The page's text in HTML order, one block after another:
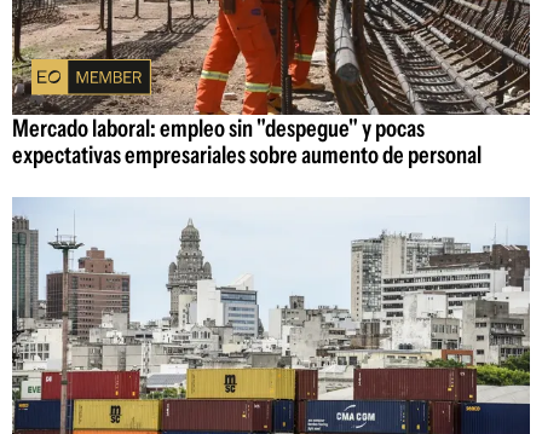
Mercado laboral: empleo sin "despegue" y pocas
expectativas empresariales sobre aumento de personal